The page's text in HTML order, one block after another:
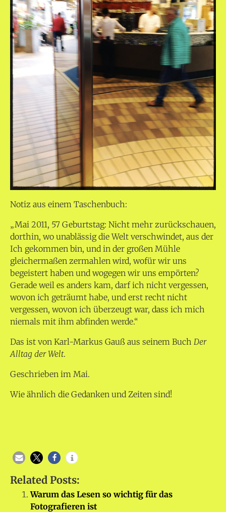
Notiz aus einem Taschenbuch:
„Mai 2011, 57 Geburtstag: Nicht mehr zurückschauen,
dorthin, wo unablässig die Welt verschwindet, aus der
Ich gekommen bin, und in der großen Mühle
gleichermaßen zermahlen wird, wofür wir uns
begeistert haben und wogegen wir uns empörten?
Gerade weil es anders kam, darf ich nicht vergessen,
wovon ich geträumt habe, und erst recht nicht
vergessen, wovon ich überzeugt war, dass ich mich
niemals mit ihm abfinden werde.“
Das ist von Karl-Markus Gauß aus seinem Buch Der
Alltag der Welt.
Geschrieben im Mai.
Wie ähnlich die Gedanken und Zeiten sind!
Related Posts:
Warum das Lesen so wichtig für das
Fotografieren ist